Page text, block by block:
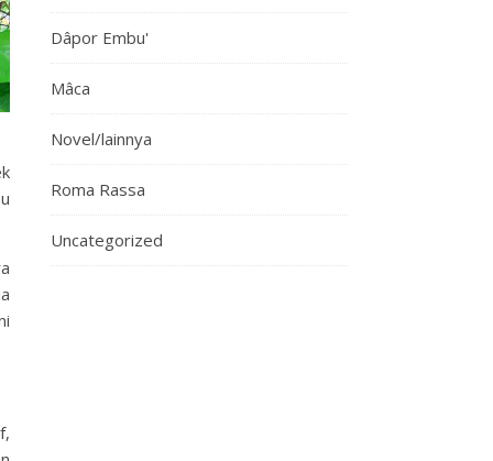
Dâpor Embu'
Mâca
Novel/lainnya
Roma Rassa
Uncategorized